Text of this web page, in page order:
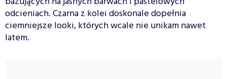
odcieniach. Czarna z kolei doskonale dopełnia
ciemniejsze looki, których wcale nie unikam nawet
latem.